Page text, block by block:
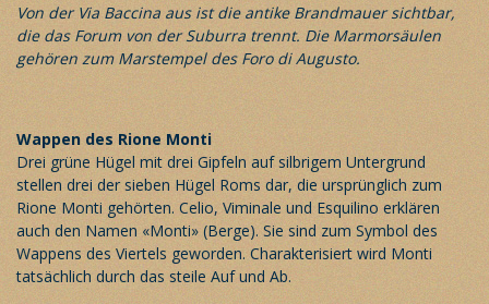
Von der Via Baccina aus ist die antike Brandmauer sichtbar,
die das Forum von der Suburra trennt. Die Marmorsäulen
gehören zum Marstempel des Foro di Augusto.
Wappen des Rione Monti
Drei grüne Hügel mit drei Gipfeln auf silbrigem Untergrund
stellen drei der sieben Hügel Roms dar, die ursprünglich zum
Rione Monti gehörten. Celio, Viminale und Esquilino erklären
auch den Namen «Monti» (Berge). Sie sind zum Symbol des
Wappens des Viertels geworden. Charakterisiert wird Monti
tatsächlich durch das steile Auf und Ab.